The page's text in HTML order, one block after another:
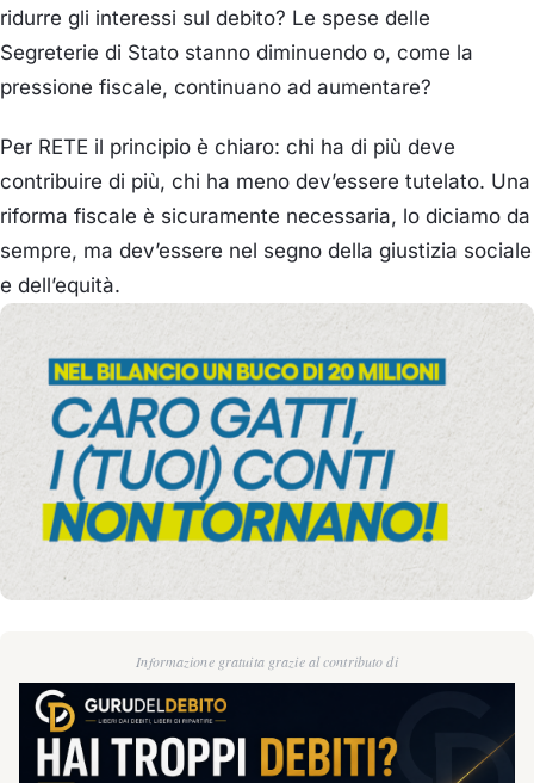
ridurre gli interessi sul debito? Le spese delle
Segreterie di Stato stanno diminuendo o, come la
pressione fiscale, continuano ad aumentare?
Per RETE il principio è chiaro: chi ha di più deve
contribuire di più, chi ha meno dev’essere tutelato. Una
riforma fiscale è sicuramente necessaria, lo diciamo da
sempre, ma dev’essere nel segno della giustizia sociale
e dell’equità.
Informazione gratuita grazie al contributo di